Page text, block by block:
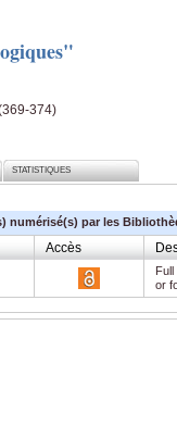
374)
STATISTIQUES
numérisé(s) par les
Accès
or